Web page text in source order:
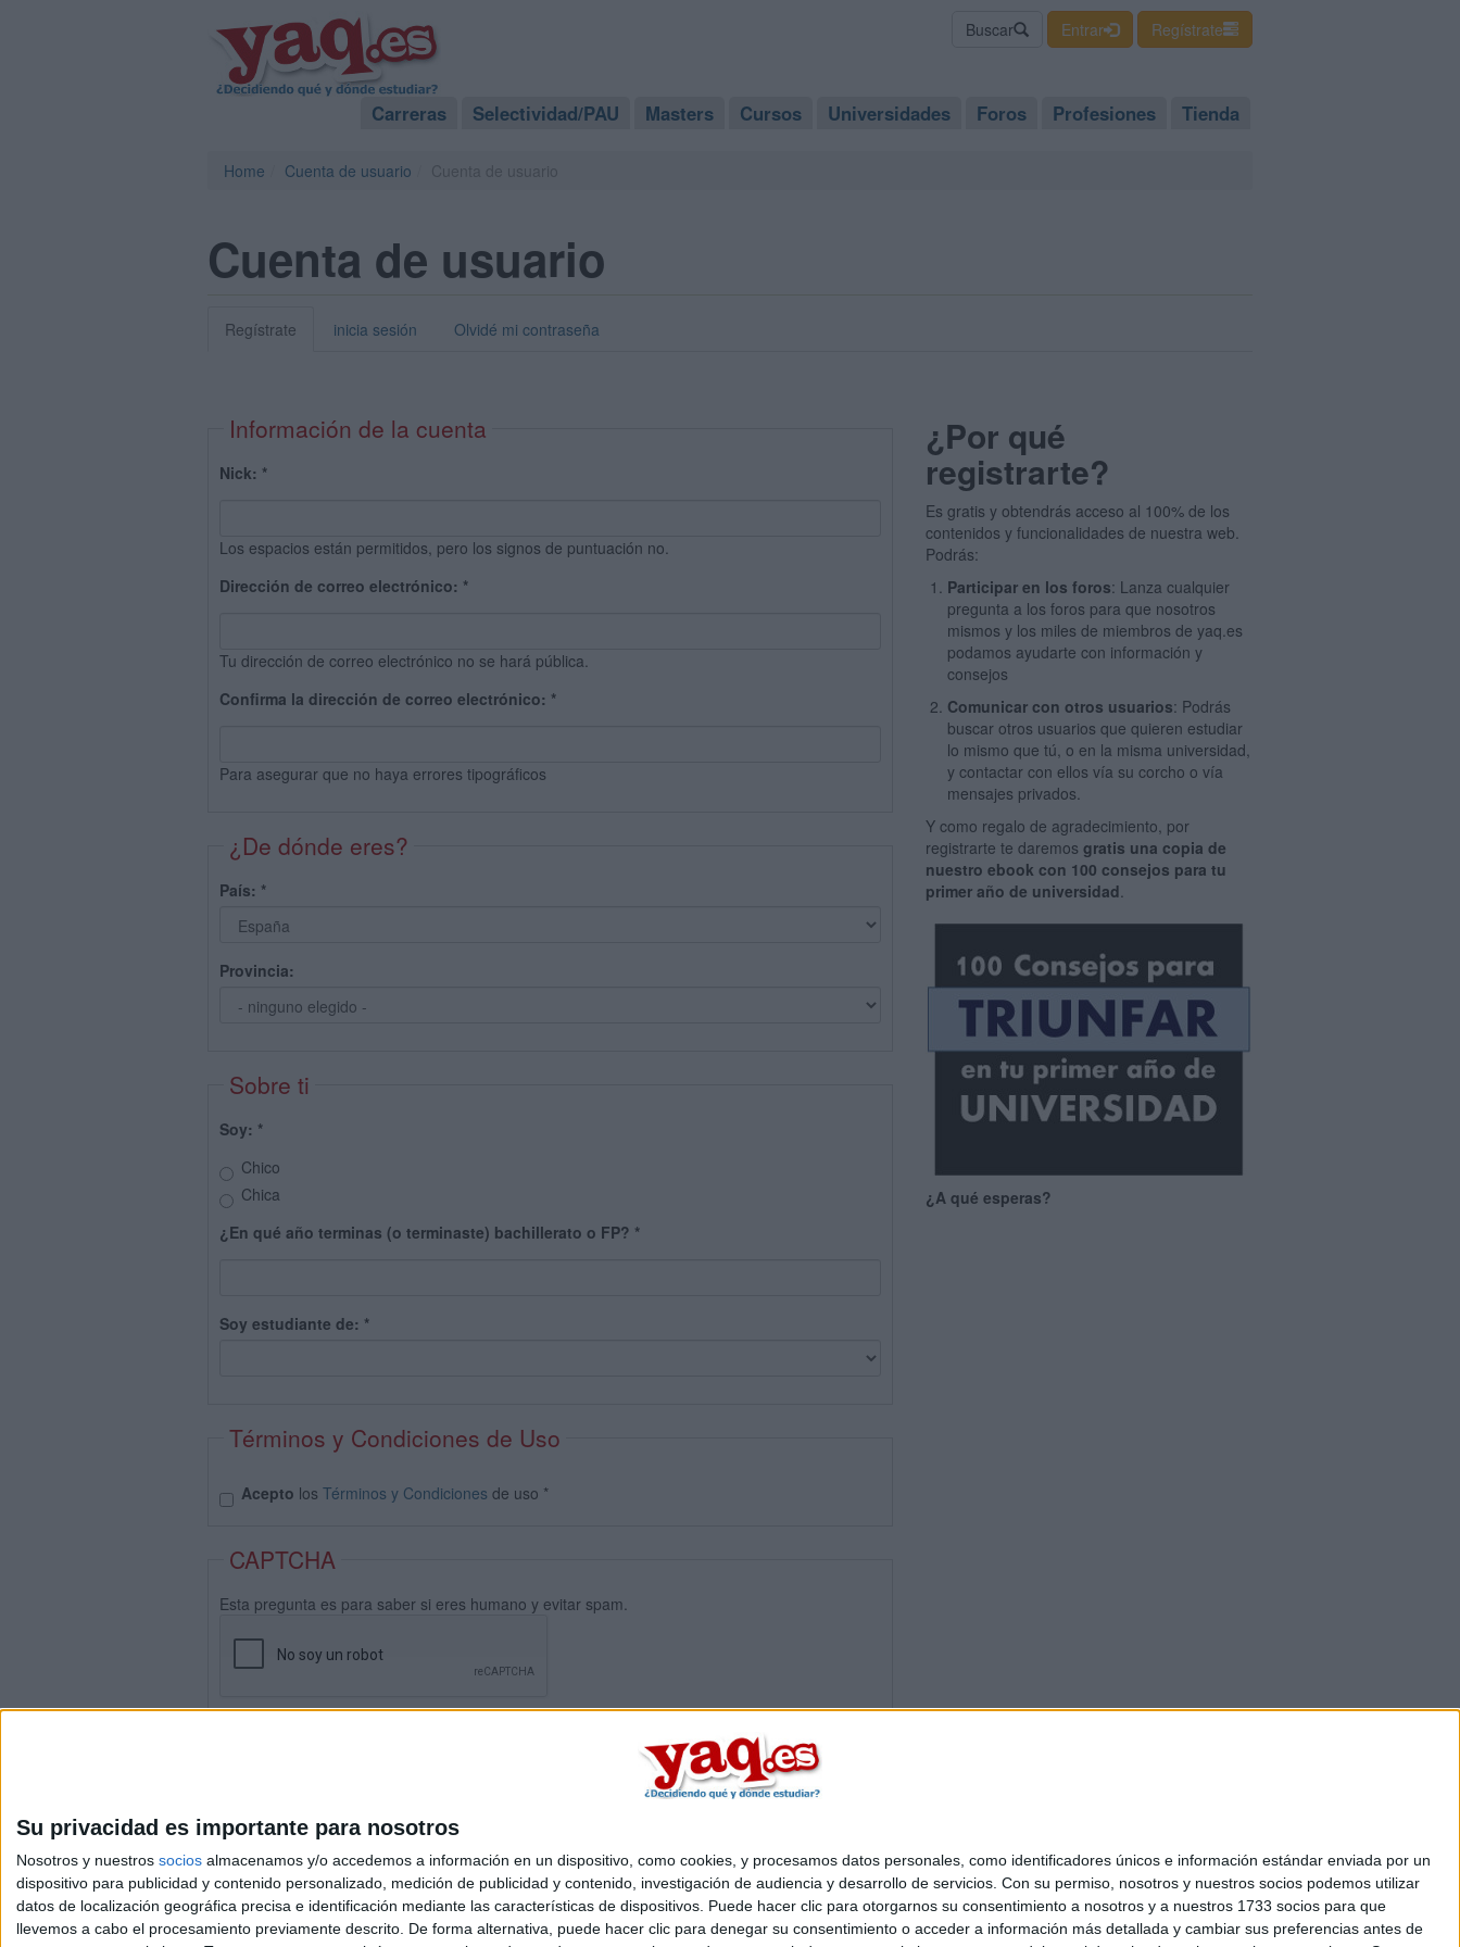
Su privacidad es importante para nosotros
Nosotros y nuestros socios almacenamos y/o accedemos a información en un dispositivo, como cookies, y procesamos datos personales, como identificadores únicos e información estándar enviada por un
dispositivo para publicidad y contenido personalizado, medición de publicidad y contenido, investigación de audiencia y desarrollo de servicios. Con su permiso, nosotros y nuestros socios podemos utilizar
datos de localización geográfica precisa e identificación mediante las características de dispositivos. Puede hacer clic para otorgarnos su consentimiento a nosotros y a nuestros 1733 socios para que
llevemos a cabo el procesamiento previamente descrito. De forma alternativa, puede hacer clic para denegar su consentimiento o acceder a información más detallada y cambiar sus preferencias antes de
Buscar Entrar Regístrate
Carreras Selectividad/PAU Masters Cursos Universidades Foros Profesiones Tienda
Home Cuenta de usuario
Cuenta de usuario
Regístrate inicia sesión Olvidé mi contraseña
Información de la cuenta
Nick: *
Los espacios están permitidos, pero los signos de puntuación no.
Dirección de correo electrónico: *
Tu dirección de correo electrónico no se hará pública.
Confirma la dirección de correo electrónico: *
Para asegurar que no haya errores tipográficos
¿De dónde eres?
País: *
Provincia:
Sobre ti
Soy: *
Chico
Chica
¿En qué año terminas (o terminaste) bachillerato o FP? *
Soy estudiante de: *
Términos y Condiciones de Uso
Acepto los Términos y Condiciones de uso *
CAPTCHA
Esta pregunta es para saber si eres humano y evitar spam.
¿Por qué
registrarte?
Es gratis y obtendrás acceso al 100% de los
contenidos y funcionalidades de nuestra web.
Podrás:
Participar en los foros: Lanza cualquier
pregunta a los foros para que nosotros
mismos y los miles de miembros de yaq.es
podamos ayudarte con información y
consejos
Comunicar con otros usuarios: Podrás
buscar otros usuarios que quieren estudiar
lo mismo que tú, o en la misma universidad,
y contactar con ellos vía su corcho o vía
mensajes privados.
Y como regalo de agradecimiento, por
registrarte te daremosgratis una copia de
nuestro ebook con 100 consejos para tu
primer año de universidad.
¿A qué esperas?
Quiénes somos |Contactar| Anúnciate
Aviso legal|Politica de privacidad|Condiciones generales|Política de cookies